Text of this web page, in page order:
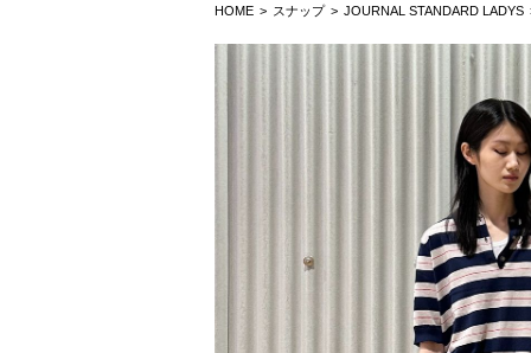
HOME スナップ JOURNAL STANDARD LADYS